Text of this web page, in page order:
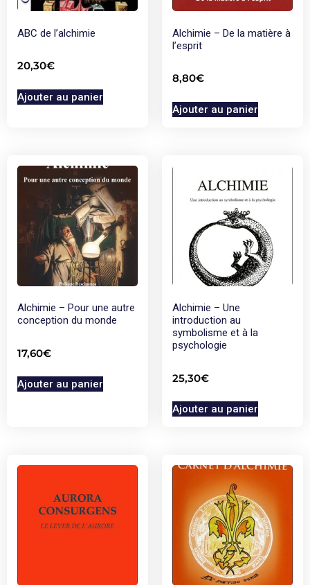
ABC de l’alchimie
20,30€
Ajouter au panier
Alchimie – De la matière à
l’esprit
8,80€
Ajouter au panier
Alchimie – Pour une autre
conception du monde
17,60€
Ajouter au panier
Alchimie – Une
introduction au
symbolisme et à la
psychologie
25,30€
Ajouter au panier